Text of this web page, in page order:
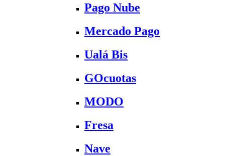
Pago Nube
Mercado Pago
Ualá Bis
GOcuotas
MODO
Fresa
Nave